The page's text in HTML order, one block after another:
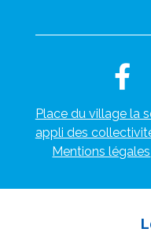
Place du village la
appli des
Mentions légales